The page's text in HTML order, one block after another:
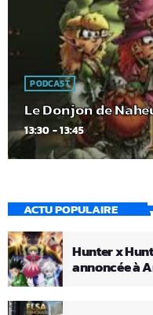
PODCAST
Le Donjon de
13:30 - 13:45
ACTU POPULAIRE
Hunter x
annoncée à